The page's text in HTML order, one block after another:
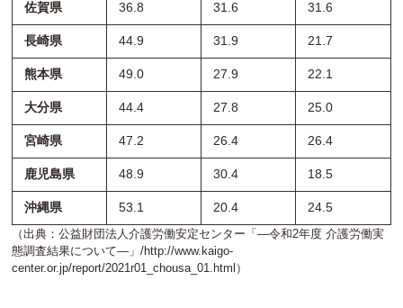
佐賀県 36.8 31.6 31.6
長崎県 44.9 31.9 21.7
熊本県 49.0 27.9 22.1
大分県 44.4 27.8 25.0
宮崎県 47.2 26.4 26.4
鹿児島県 48.9 30.4 18.5
沖縄県 53.1 20.4
24.5
（出典：公益財団法人介護労働安定センター「―令和2年度 介護労働実
態調査結果について―」/http://www.kaigo-
center.or.jp/report/2021r01_chousa_01.html ）